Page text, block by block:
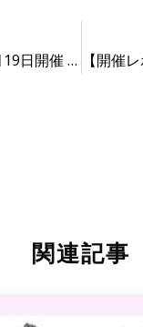
2026年8月19日開催 | ライフストーリーワーク_困難な事例のケース検討 –
関連記事